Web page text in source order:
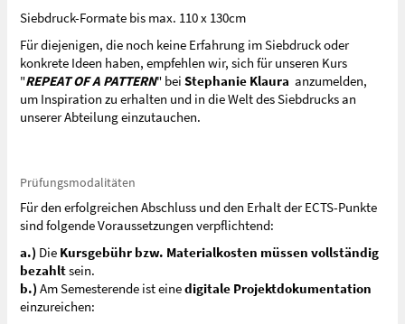
Siebdruck-Formate bis max. 110 x 130cm
Für diejenigen, die noch keine Erfahrung im Siebdruck oder
konkrete Ideen haben, empfehlen wir, sich für unseren Kurs
"REPEAT OF A PATTERN" bei Stephanie Klaura anzumelden,
um Inspiration zu erhalten und in die Welt des Siebdrucks an
unserer Abteilung einzutauchen.
Prüfungsmodalitäten
Für den erfolgreichen Abschluss und den Erhalt der ECTS-Punkte
sind folgende Voraussetzungen verpflichtend:
a.) Die Kursgebühr bzw. Materialkosten müssen vollständig
bezahltsein.
b.) Am Semesterende ist einedigitale Projektdokumentation
einzureichen: